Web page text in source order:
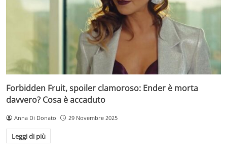
Forbidden Fruit, spoiler clamoroso: Ender è morta
davvero? Cosa è accaduto
Anna Di Donato 29 Novembre 2025
Leggi di più